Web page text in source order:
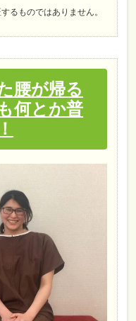
るものではありません。
腰が帰る
何とか普